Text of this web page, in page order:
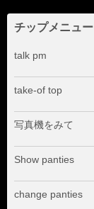
チップメニュー
talk pm
take-of top
写真機をみて
Show panties
change panties